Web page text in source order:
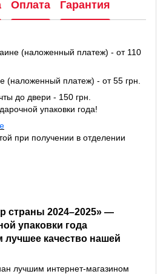
Оплата Гарантия
(наложенный платеж) - от 110
(наложенный платеж) - от 55 грн.
до двери - 150 грн.
упаковки года!
при получении в отделении
качество нашей
лучшим интернет-магазином